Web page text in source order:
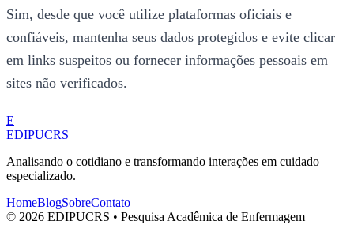
Sim, desde que você utilize plataformas oficiais e
confiáveis, mantenha seus dados protegidos e evite clicar
em links suspeitos ou fornecer informações pessoais em
sites não verificados.
E
EDIPUCRS
Analisando o cotidiano e transformando interações em cuidado
especializado.
HomeBlogSobreContato
© 2026 EDIPUCRS • Pesquisa Acadêmica de Enfermagem